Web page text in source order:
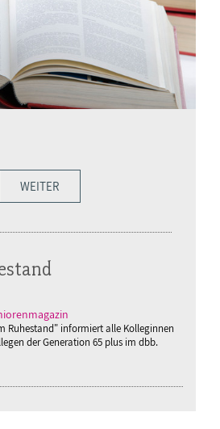
WEITER
Ruhestand" informiert alle Kolleginnen
der Generation 65 plus im dbb.